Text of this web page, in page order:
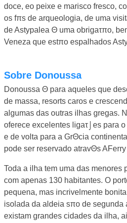
doce, eo peixe e marisco fresco,
os fπs de arqueologia, de uma
de Astypalea Θ uma obrigaτπo,
Veneza que estπo espalhados
Sobre Donoussa
Donoussa Θ para aqueles que
de massa, resorts caros e
algumas das outras ilhas gregas.
oferece excelentes ligaτ⌡es para
e de volta para a GrΘcia
pode ser reservado atravΘs AFerry
Toda a ilha tem uma das menores
com apenas 130 habitantes. O
pequena, mas incrivelmente
isolada da aldeia sπo de segunda
existam grandes cidades da ilha,